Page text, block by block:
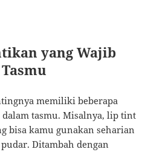
yang Wajib
memiliki beberapa
tasmu. Misalnya, lip tint
bisa kamu gunakan seharian
Ditambah dengan